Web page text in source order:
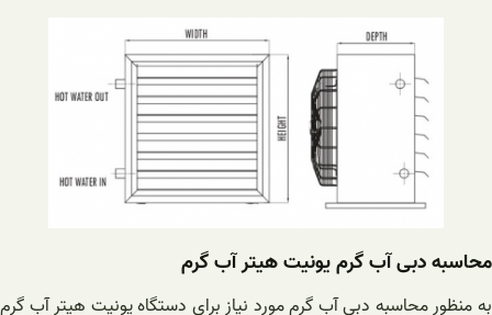
محاسبه دبی آب گرم یونیت هیتر آب گرم
به منظور محاسبه دبی آب گرم مورد نیاز برای دستگاه یونیت هیتر آب گرم